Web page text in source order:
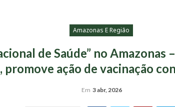
Amazonas E Região
de Saúde” no Amazonas
promove ação de vacinação
Em 3 abr, 2026